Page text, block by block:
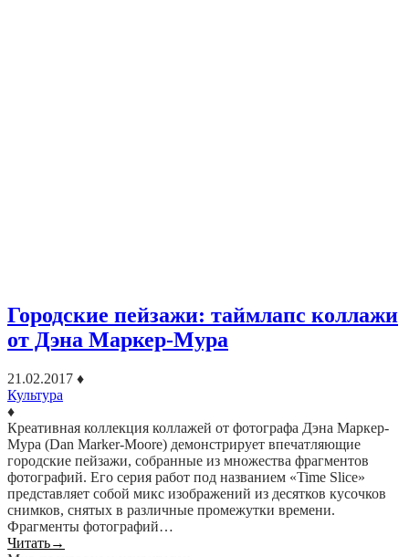
Городские пейзажи: таймлапс коллажи
от Дэна Маркер-Мура
21.02.2017 ♦
Культура
♦
Креативная коллекция коллажей от фотографа Дэна Маркер-
Мура (Dan Marker-Moore) демонстрирует впечатляющие
городские пейзажи, собранные из множества фрагментов
фотографий. Его серия работ под названием «Time Slice»
представляет собой микс изображений из десятков кусочков
снимков, снятых в различные промежутки времени.
Фрагменты фотографий…
Читать→